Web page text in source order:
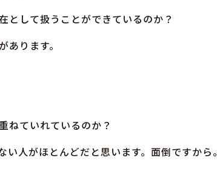
として扱うことができているのか？
ります。
ねていれているのか？
人がほとんどだと思います。面倒ですから。